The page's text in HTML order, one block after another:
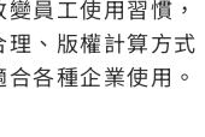
員工使用習慣，
、版權計算方式
各種企業使用。